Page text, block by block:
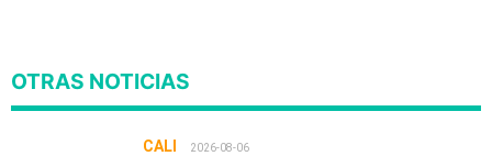
OTRAS NOTICIAS
CALI 2026-08-06